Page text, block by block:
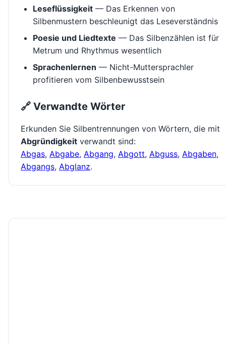
Leseflüssigkeit — Das Erkennen von
Silbenmustern beschleunigt das Leseverständnis
Poesie und Liedtexte — Das Silbenzählen ist für
Metrum und Rhythmus wesentlich
Sprachenlernen — Nicht-Muttersprachler
profitieren vom Silbenbewusstsein
🔗 Verwandte Wörter
Erkunden Sie Silbentrennungen von Wörtern, die mit
Abgründigkeit verwandt sind:
Abgas, Abgabe, Abgang, Abgott, Abguss, Abgaben,
Abgangs, Abglanz.